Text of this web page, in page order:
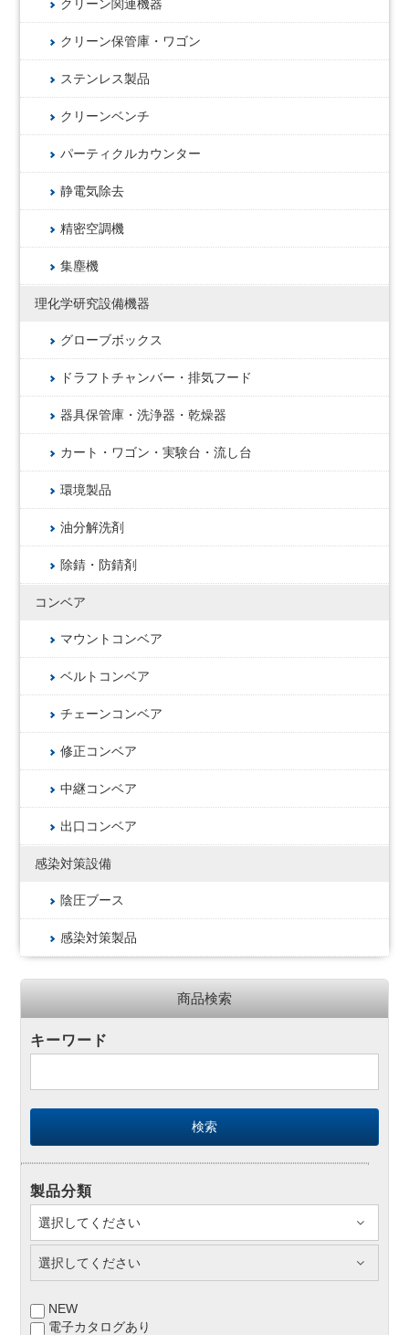
クリーン関連機器
クリーン保管庫・ワゴン
ステンレス製品
クリーンベンチ
パーティクルカウンター
静電気除去
精密空調機
集塵機
理化学研究設備機器
グローブボックス
ドラフトチャンバー・排気フード
器具保管庫・洗浄器・乾燥器
カート・ワゴン・実験台・流し台
環境製品
油分解洗剤
除錆・防錆剤
コンベア
マウントコンベア
ベルトコンベア
チェーンコンベア
修正コンベア
中継コンベア
出口コンベア
感染対策設備
陰圧ブース
感染対策製品
商品検索
キーワード
製品分類
NEW
電子カタログあり